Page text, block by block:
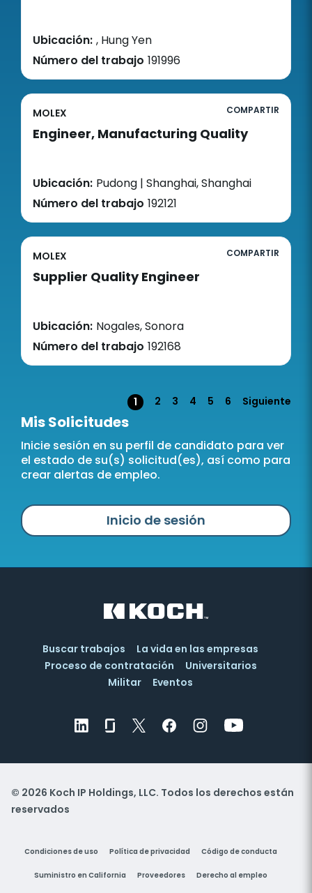
Ubicación: , Hung Yen
Número del trabajo 191996
MOLEX COMPARTIR
Engineer, Manufacturing Quality
Ubicación: Pudong | Shanghai, Shanghai
Número del trabajo 192121
MOLEX COMPARTIR
Supplier Quality Engineer
Ubicación: Nogales, Sonora
Número del trabajo 192168
Página
1 2 3 4 5 6 Siguiente
Mis Solicitudes
Inicie sesión en su perfil de candidato para ver
el estado de su(s) solicitud(es), así como para
crear alertas de empleo.
Inicio de sesión
Buscar trabajos
La vida en las empresas
Proceso de contratación
Universitarios
Militar
Eventos
© 2026 Koch IP Holdings, LLC. Todos los derechos están
reservados
Condiciones de uso Política de privacidad Código de conducta
Suministro en California Proveedores Derecho al empleo